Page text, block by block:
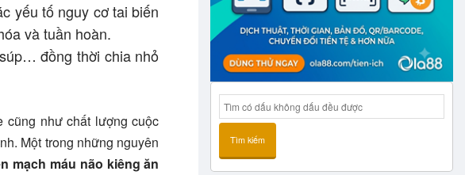
yếu tố nguy cơ tai biến
và tuần hoàn.
đồng thời chia nhỏ
cũng như chất lượng cuộc
Một trong những nguyên
mạch máu não kiêng ăn
Tìm kiếm